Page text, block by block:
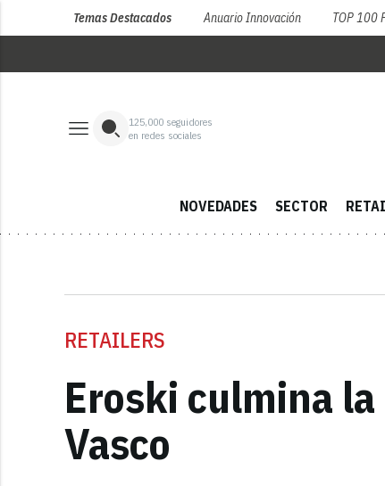
Temas Destacados Anuario Innovación TOP 100
125,000 seguidores
en redes sociales
NOVEDADES SECTOR
RETAILERS
Eroski culmina
Vasco